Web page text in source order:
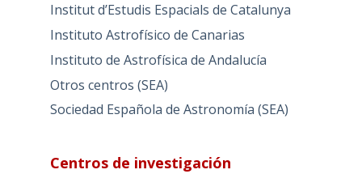
Institut d’Estudis Espacials de Catalunya
Instituto Astrofísico de Canarias
Instituto de Astrofísica de Andalucía
Otros centros (SEA)
Sociedad Española de Astronomía (SEA)
Centros de investigación